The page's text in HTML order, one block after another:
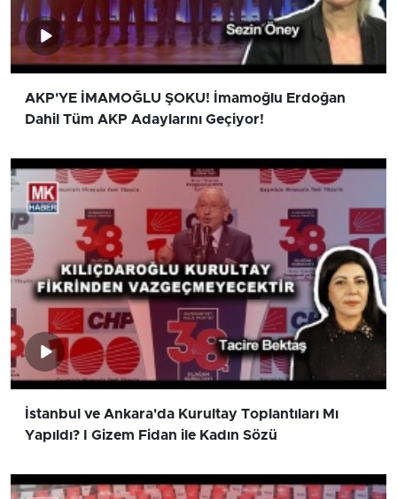
AKP'YE İMAMOĞLU ŞOKU! İmamoğlu Erdoğan
Dahil Tüm AKP Adaylarını Geçiyor!
İstanbul ve Ankara'da Kurultay Toplantıları Mı
Yapıldı? I Gizem Fidan ile Kadın Sözü